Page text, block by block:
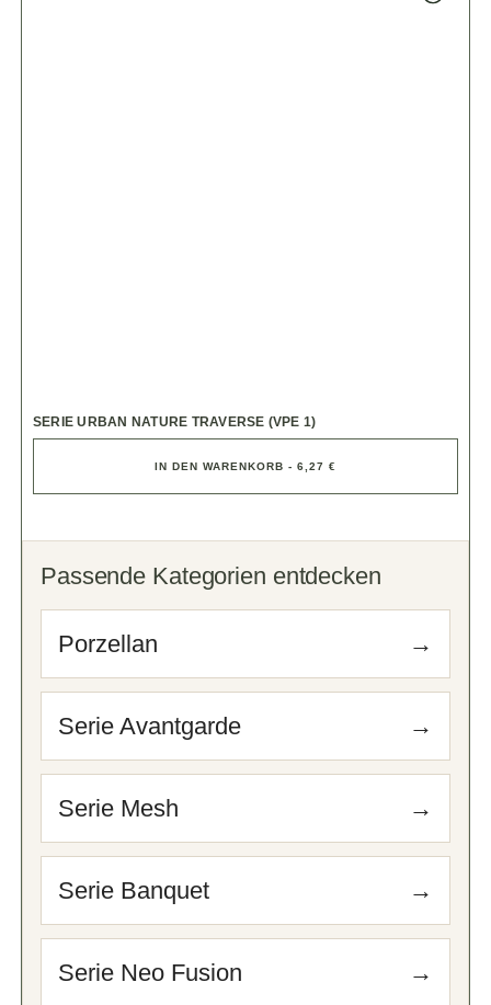
SERIE URBAN NATURE TRAVERSE (VPE 1)
IN DEN WARENKORB - 6,27 €
Passende Kategorien entdecken
Porzellan →
Serie Avantgarde →
Serie Mesh →
Serie Banquet →
Serie Neo Fusion →